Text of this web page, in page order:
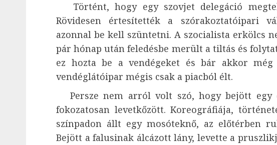
Történt, hogy egy szovjet delegáció
Rövidesen értesítették a szórakoztatóipari
azonnal be kell szüntetni. A szocialista erkölcs
pár hónap után feledésbe merült a tiltás és
ez hozta be a vendégeket és bár akkor
vendéglátóipar mégis csak a piacból élt.
Persze nem arról volt szó, hogy bejött egy
fokozatosan levetkőzött. Koreográfiája,
színpadon állt egy mosóteknő, az előtérben
Bejött a falusinak álcázott lány, levette a